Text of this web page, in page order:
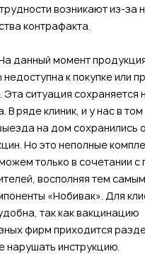
возникают из-за
контрафакта.
данный момент
недоступна к покупке или
Эта ситуация сохраняется
В ряде клиник, и у нас в
на дом сохранились
Но это неполные
только в сочетании с
восполняя тем самым
«Нобивак». Для
так как вакцинацию
фирм приходится
нарушать инструкцию.